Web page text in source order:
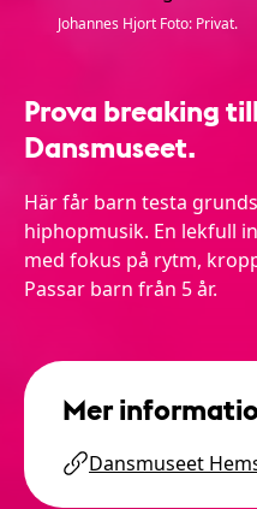
Johannes Hjort Foto: Privat.
Prova breaking
Dansmuseet.
Här får barn testa
hiphopmusik. En lekfull
med fokus på rytm,
Passar barn från 5 år.
Mer
Dansmuseet